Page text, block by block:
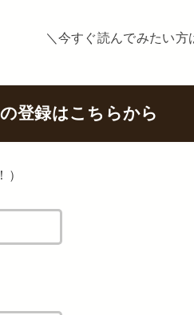
＼今すぐ読んでみたい方
登録はこちらから